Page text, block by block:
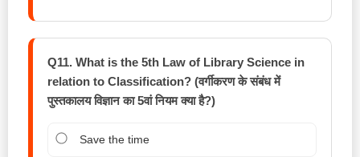
Q11. What is the 5th Law of Library Science in
relation to Classification? (वर्गीकरण के संबंध में
पुस्तकालय विज्ञान का 5वां नियम क्या है?)
Save the time